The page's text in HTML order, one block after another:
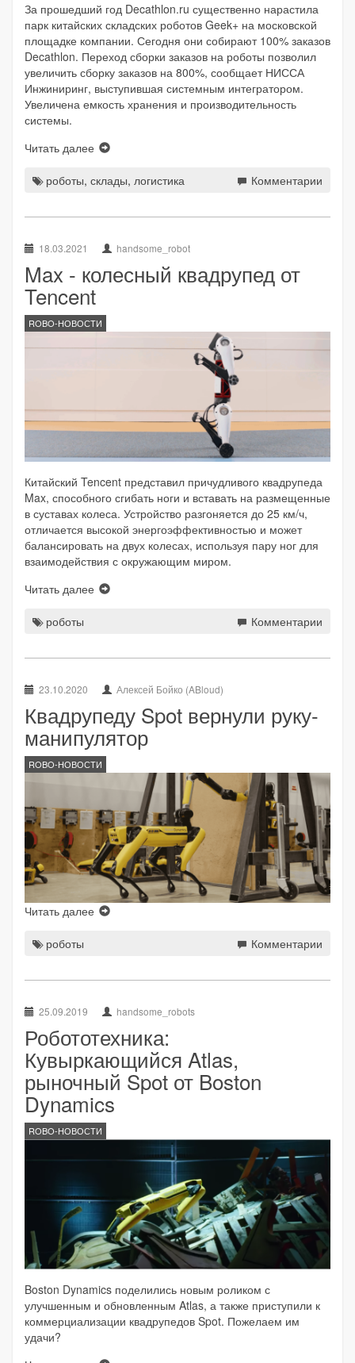
За прошедший год Decathlon.ru существенно нарастила
парк китайских складских роботов Geek+ на московской
площадке компании. Сегодня они собирают 100% заказов
Decathlon. Переход сборки заказов на роботы позволил
увеличить сборку заказов на 800%, сообщает НИССА
Инжиниринг, выступившая системным интегратором.
Увеличена емкость хранения и производительность
системы.
Читать далее
роботы, склады, логистика Комментарии
18.03.2021 handsome_robot
Max - колесный квадрупед от
Tencent
ROBO-НОВОСТИ
Китайский Tencent представил причудливого квадрупеда
Max, способного сгибать ноги и вставать на размещенные
в суставах колеса. Устройство разгоняется до 25 км/ч,
отличается высокой энергоэффективностью и может
балансировать на двух колесах, используя пару ног для
взаимодействия с окружающим миром.
Читать далее
роботы Комментарии
23.10.2020 Алексей Бойко (ABloud)
Квадрупеду Spot вернули руку-
манипулятор
ROBO-НОВОСТИ
Читать далее
роботы Комментарии
25.09.2019 handsome_robots
Робототехника:
Кувыркающийся Atlas,
рыночный Spot от Boston
Dynamics
ROBO-НОВОСТИ
Boston Dynamics поделились новым роликом с
улучшенным и обновленным Atlas, а также приступили к
коммерциализации квадрупедов Spot. Пожелаем им
удачи?